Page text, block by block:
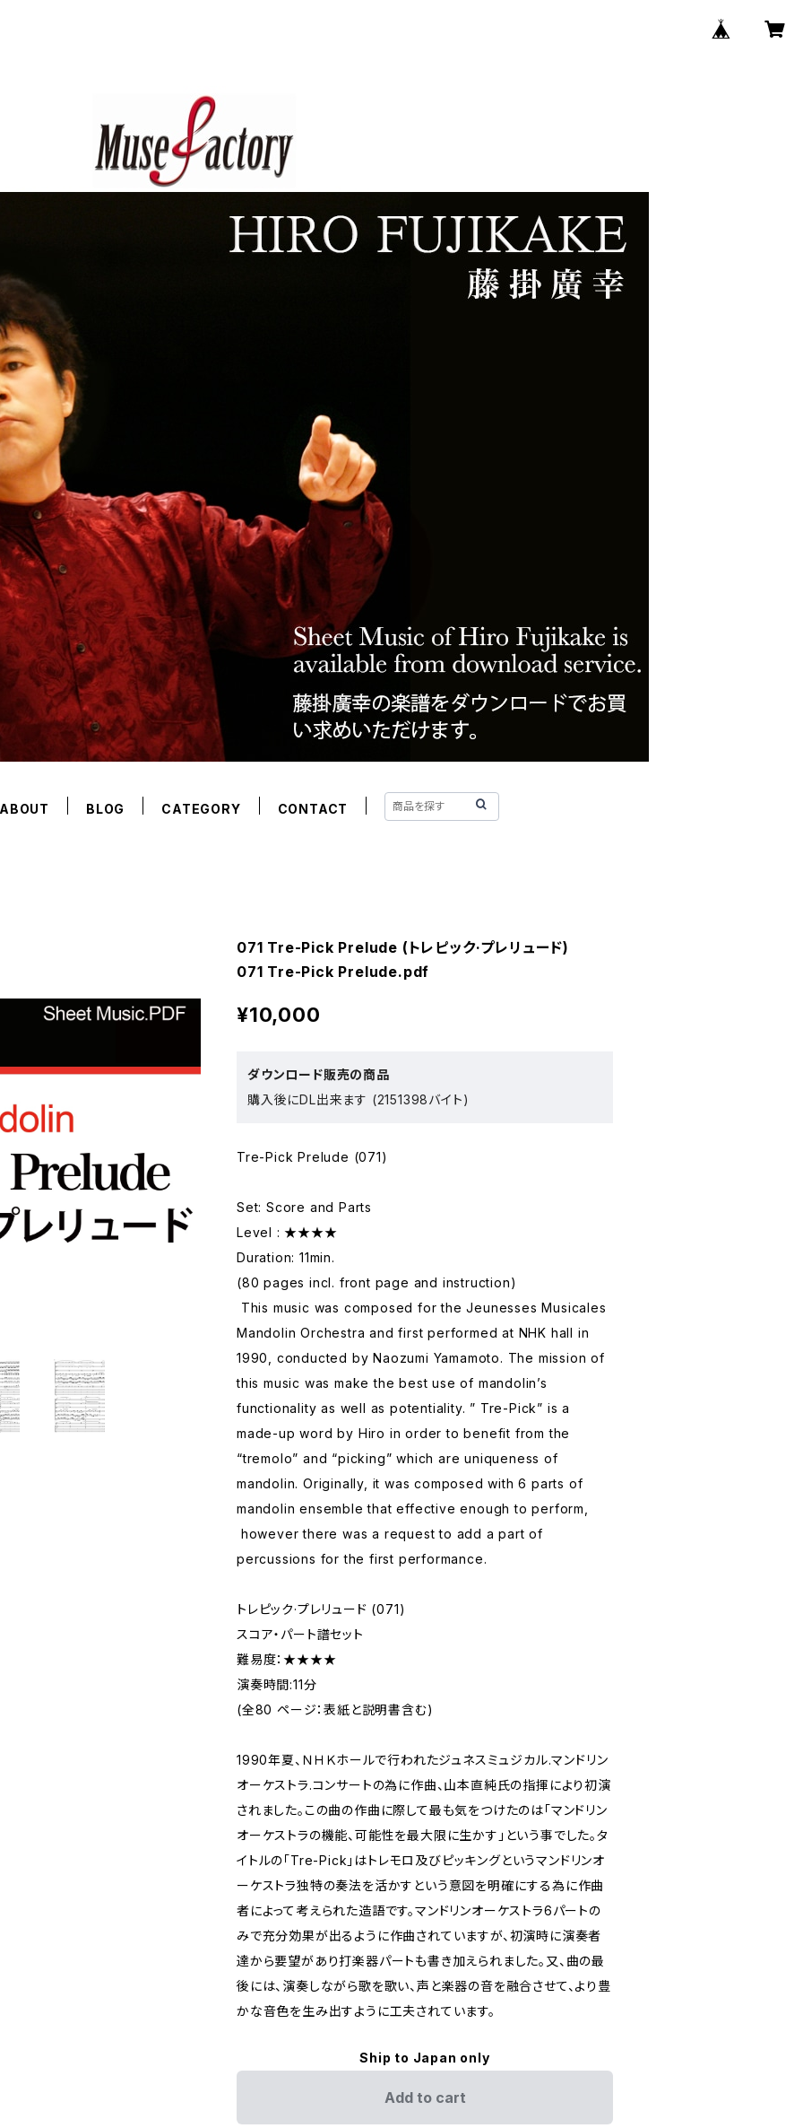
BLOG CATEGORY CONTACT
071 Tre-Pick Prelude (トレピック·プレリュード)
071 Tre-Pick Prelude.pdf
¥10,000
ダウンロード販売の商品
購入後にDL出来ます (2151398バイト)
Tre-Pick Prelude (071)
Set: Score and Parts
Level : ★★★★
Duration: 11min.
(80 pages incl. front page and instruction)
This music was composed for the Jeunesses Musicales
Mandolin Orchestra and first performed at NHK hall in
1990, conducted by Naozumi Yamamoto. The mission of
this music was make the best use of mandolin’s
functionality as well as potentiality. ” Tre-Pick” is a
made-up word by Hiro in order to benefit from the
“tremolo” and “picking” which are uniqueness of
mandolin. Originally, it was composed with 6 parts of
mandolin ensemble that effective enough to perform,
however there was a request to add a part of
percussions for the first performance.
トレピック·プレリュード (071)
スコア・パート譜セット
難易度：★★★★
演奏時間:11分
(全80 ページ：表紙と説明書含む)
1990年夏、ＮＨＫホールで行われたジュネスミュジカル.マンドリン
オーケストラ.コンサートの為に作曲、山本直純氏の指揮により初演
されました。この曲の作曲に際して最も気をつけたのは「マンドリン
オーケストラの機能、可能性を最大限に生かす」という事でした。タ
イトルの「Tre-Pick」はトレモロ及びピッキングというマンドリンオ
ーケストラ独特の奏法を活かすという意図を明確にする為に作曲
者によって考えられた造語です。マンドリンオーケストラ6パートの
みで充分効果が出るように作曲されていますが、初演時に演奏者
達から要望があり打楽器パートも書き加えられました。又、曲の最
後には、演奏しながら歌を歌い、声と楽器の音を融合させて、より豊
かな音色を生み出すように工夫されています。
Ship to Japan only
Add to cart